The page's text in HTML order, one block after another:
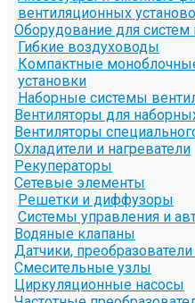
вентиляционных
Оборудование для систем
Гибкие воздуховоды
Компактные
установки
Наборные системы
Вентиляторы для
Вентиляторы
Охладители и нагреватели
Рекуператоры
Сетевые элементы
Решетки и диффузоры
Системы управления и
Водяные клапаны
Датчики,
Смесительные узлы
Циркуляционные насосы